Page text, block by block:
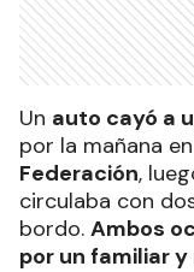
Un auto cayó a
por la mañana
Federación,
circulaba con
bordo. Ambos
por un familiar